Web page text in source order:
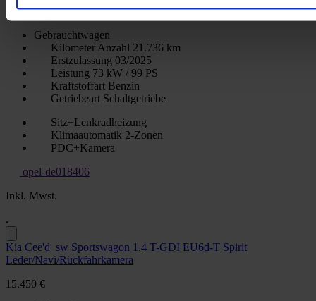
17.950 €
Gebrauchtwagen
Kilometer Anzahl 21.736 km
Erstzulassung 03/2025
Leistung 73 kW / 99 PS
Kraftstoffart Benzin
Getriebeart Schaltgetriebe
Sitz+Lenkradheizung
Klimaautomatik 2-Zonen
PDC+Kamera
opel-de018406
Inkl. Mwst.
Kia Cee'd_sw Sportswagon 1.4 T-GDI EU6d-T Spirit
Leder/Navi/Rückfahrkamera
15.450 €